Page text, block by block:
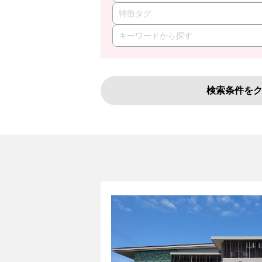
特徴タグ
検索条件を